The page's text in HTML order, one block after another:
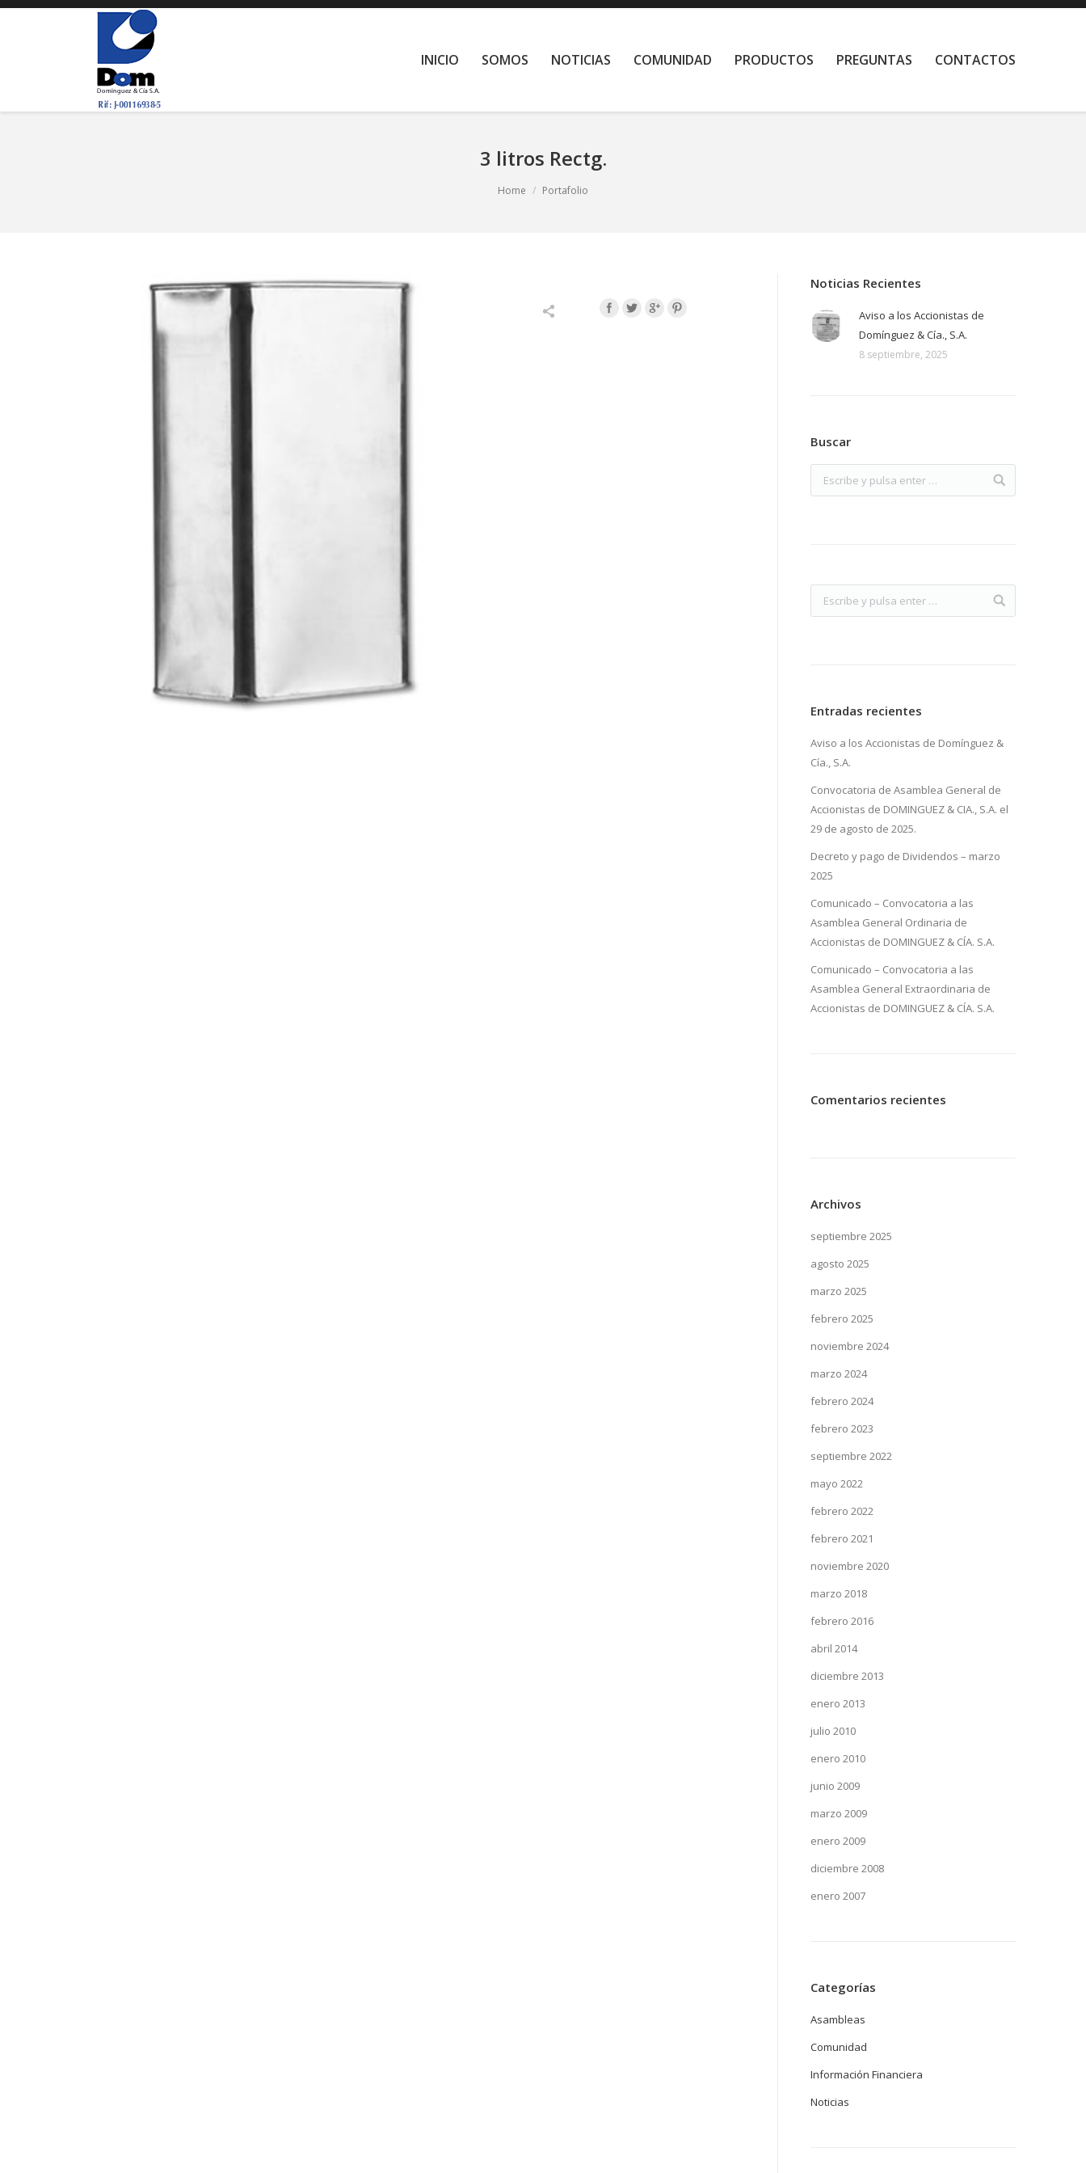
INICIO SOMOS NOTICIAS COMUNIDAD PRODUCTOS PREGUNTAS CONTACTOS
3 litros Rectg.
Home Portafolio
Noticias Recientes
Aviso a los Accionistas de
Domínguez & Cía., S.A.
8 septiembre, 2025
Buscar
Entradas recientes
Aviso a los Accionistas de Domínguez &
Cía., S.A.
Convocatoria de Asamblea General de
Accionistas de DOMINGUEZ & CIA., S.A. el
29 de agosto de 2025.
Decreto y pago de Dividendos – marzo
2025
Comunicado – Convocatoria a las
Asamblea General Ordinaria de
Accionistas de DOMINGUEZ & CÍA. S.A.
Comunicado – Convocatoria a las
Asamblea General Extraordinaria de
Accionistas de DOMINGUEZ & CÍA. S.A.
Comentarios recientes
Archivos
septiembre 2025
agosto 2025
marzo 2025
febrero 2025
noviembre 2024
marzo 2024
febrero 2024
febrero 2023
septiembre 2022
mayo 2022
febrero 2022
febrero 2021
noviembre 2020
marzo 2018
febrero 2016
abril 2014
diciembre 2013
enero 2013
julio 2010
enero 2010
junio 2009
marzo 2009
enero 2009
diciembre 2008
enero 2007
Categorías
Asambleas
Comunidad
Información Financiera
Noticias